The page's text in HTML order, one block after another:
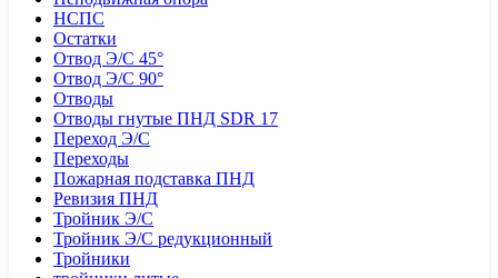
НСПС
Остатки
Отвод Э/С 45°
Отвод Э/С 90°
Отводы
Отводы гнутые ПНД SDR 17
Переход Э/С
Переходы
Пожарная подставка ПНД
Ревизия ПНД
Тройник Э/С
Тройник Э/С редукционный
Тройники